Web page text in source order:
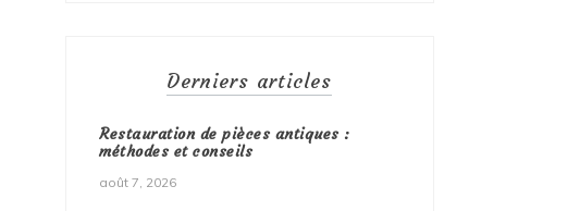
Derniers articles
Restauration de pièces antiques :
méthodes et conseils
août 7, 2026